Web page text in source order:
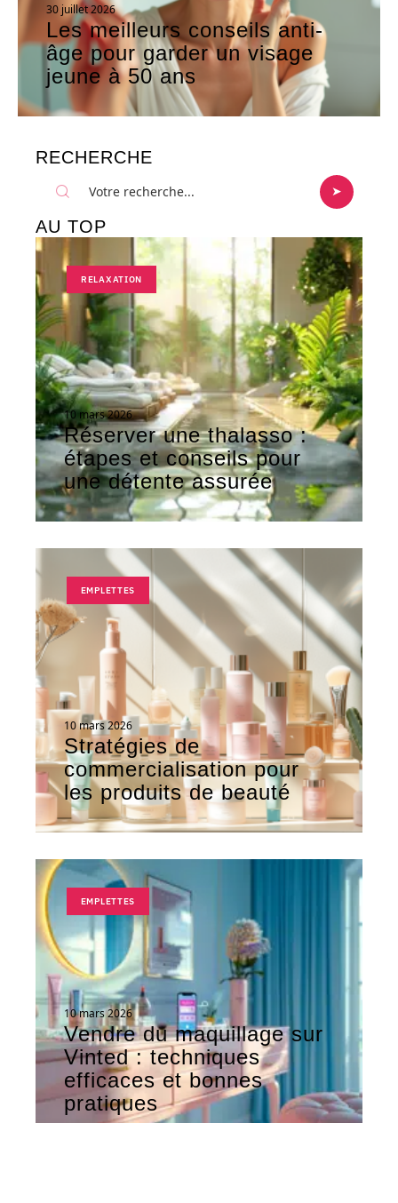
30 juillet 2026
Les meilleurs conseils anti-
âge pour garder un visage
jeune à 50 ans
RECHERCHE
AU TOP
RELAXATION
10 mars 2026
Réserver une thalasso :
étapes et conseils pour
une détente assurée
EMPLETTES
10 mars 2026
Stratégies de
commercialisation pour
les produits de beauté
EMPLETTES
10 mars 2026
Vendre du maquillage sur
Vinted : techniques
efficaces et bonnes
pratiques